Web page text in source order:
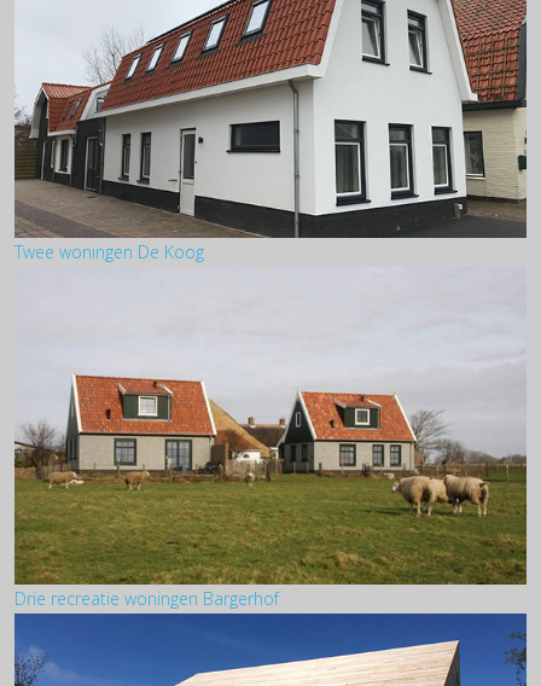
Twee woningen De Koog
Drie recreatie woningen Bargerhof